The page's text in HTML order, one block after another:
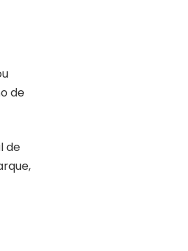
de
de